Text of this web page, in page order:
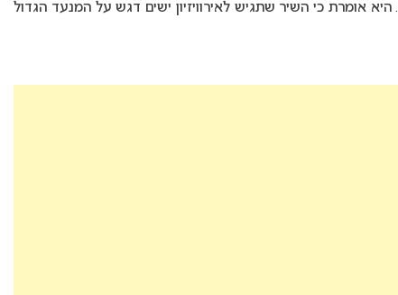
. היא אומרת כי השיר שתגיש לאירוויזיון ישים דגש על המנעד הגדול